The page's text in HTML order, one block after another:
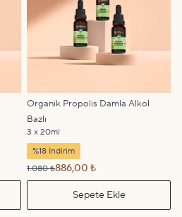
Organik Propolis Damla Alkol
Bazlı
3 x 20ml
%18 İndirim
1.080 ₺886,00 ₺
Sepete Ekle